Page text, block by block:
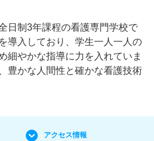
日制3年課程の看護専門学校で
導入しており、学生一人一人の
細やかな指導に力を入れていま
豊かな人間性と確かな看護技術
アクセス情報